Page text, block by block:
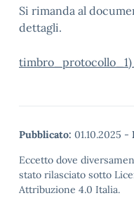
Si rimanda al
dettagli.
Pubblicato: 01.10.2025 -
Eccetto dove
stato rilasciato sotto
Attribuzione 4.0 Italia.